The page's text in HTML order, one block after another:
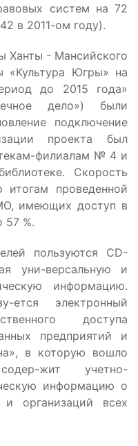
систем на 72
в 2011-ом году).
Ханты - Мансийского
«Культура Югры» на
до 2015 года»
дело») были
подключение
проекта был
филиалам № 4 и
Скорость
проведенной
имеющих доступ в
57 %.
пользуются CD-
уни-версальную и
информацию.
ется электронный
доступа
предприятий и
в которую вошло
жит учетно-
информацию о
и организаций всех